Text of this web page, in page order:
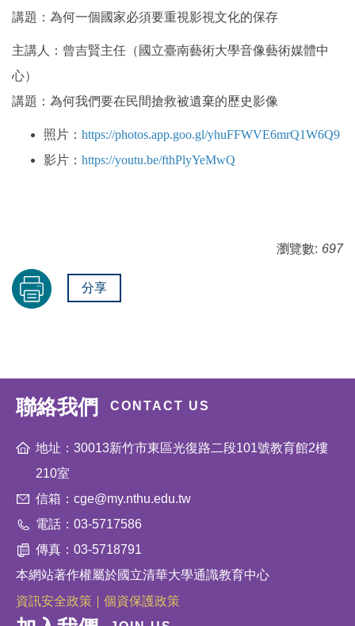
講題：為何一個國家必須要重視影視文化的保存
主講人：曾吉賢主任（國立臺南藝術大學音像藝術媒體中
心）
講題：為何我們要在民間搶救被遺棄的歷史影像
照片： https://photos.app.goo.gl/yhuFFWVE6mrQ1W6Q9
影片： https://youtu.be/fthPlyYeMwQ
瀏覽數: 697
分享
聯絡我們 CONTACT US
地址：30013新竹市東區光復路二段101號教育館2樓
210室
信箱：cge@my.nthu.edu.tw
電話：03-5717586
傳真：03-5718791
本網站著作權屬於國立清華大學通識教育中心
資訊安全政策
個資保護政策